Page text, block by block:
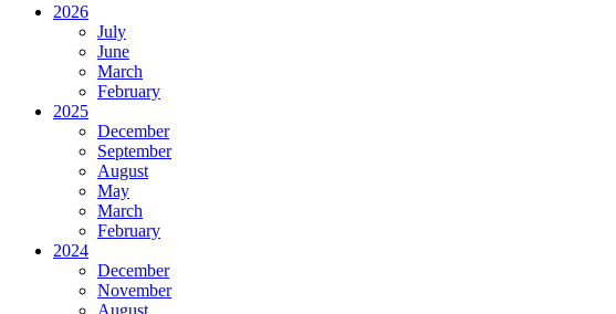
2026
July
June
March
February
2025
December
September
August
May
March
February
2024
December
November
August